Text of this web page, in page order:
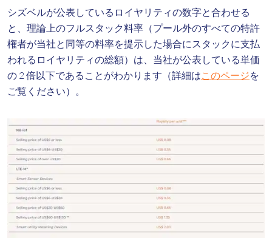
シズベルが公表しているロイヤリティの数字と合わせる
と、理論上のフルスタック料率（プール外のすべての特許
権者が当社と同等の料率を提示した場合にスタックに支払
われるロイヤリティの総額）は、当社が公表している単価
の 2 倍以下であることがわかります（詳細はこのページを
ご覧ください）。